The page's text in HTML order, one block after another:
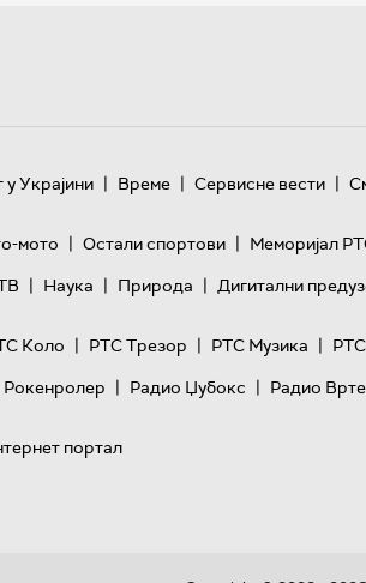
у Украјини | Време | Сервисне вести |
мото | Остали спортови | Меморијал
| Наука | Природа | Дигитални
Коло | РТС Трезор | РТС Музика |
Рокенролер | Радио Џубокс | Радио
портал